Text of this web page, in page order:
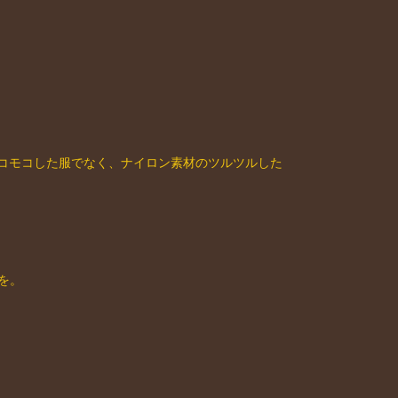
コした服でなく、ナイロン素材のツルツルした
。